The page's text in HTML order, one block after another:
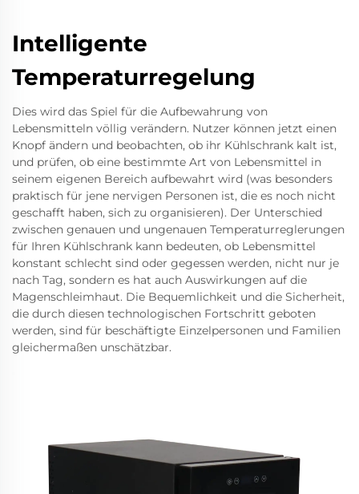
Intelligente
Temperaturregelung
Dies wird das Spiel für die Aufbewahrung von
Lebensmitteln völlig verändern. Nutzer können jetzt einen
Knopf ändern und beobachten, ob ihr Kühlschrank kalt ist,
und prüfen, ob eine bestimmte Art von Lebensmittel in
seinem eigenen Bereich aufbewahrt wird (was besonders
praktisch für jene nervigen Personen ist, die es noch nicht
geschafft haben, sich zu organisieren). Der Unterschied
zwischen genauen und ungenauen Temperaturreglerungen
für Ihren Kühlschrank kann bedeuten, ob Lebensmittel
konstant schlecht sind oder gegessen werden, nicht nur je
nach Tag, sondern es hat auch Auswirkungen auf die
Magenschleimhaut. Die Bequemlichkeit und die Sicherheit,
die durch diesen technologischen Fortschritt geboten
werden, sind für beschäftigte Einzelpersonen und Familien
gleichermaßen unschätzbar.